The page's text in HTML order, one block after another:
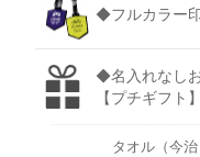
◆フルカラー
◆名入れなし
【プチギフト】
タオル（今治